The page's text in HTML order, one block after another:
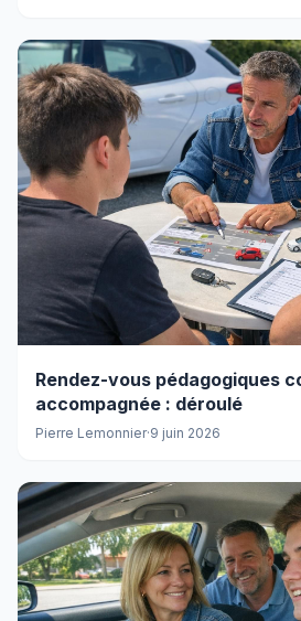
Rendez-vous pédagogiques
accompagnée : déroulé
Pierre Lemonnier·9 juin 2026